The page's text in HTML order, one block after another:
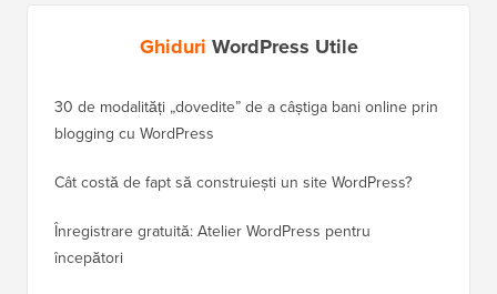
Ghiduri WordPress Utile
30 de modalități „dovedite” de a câștiga bani online prin
blogging cu WordPress
Cât costă de fapt să construiești un site WordPress?
Înregistrare gratuită: Atelier WordPress pentru
începători